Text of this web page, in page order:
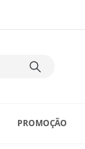
PROMOÇÃO